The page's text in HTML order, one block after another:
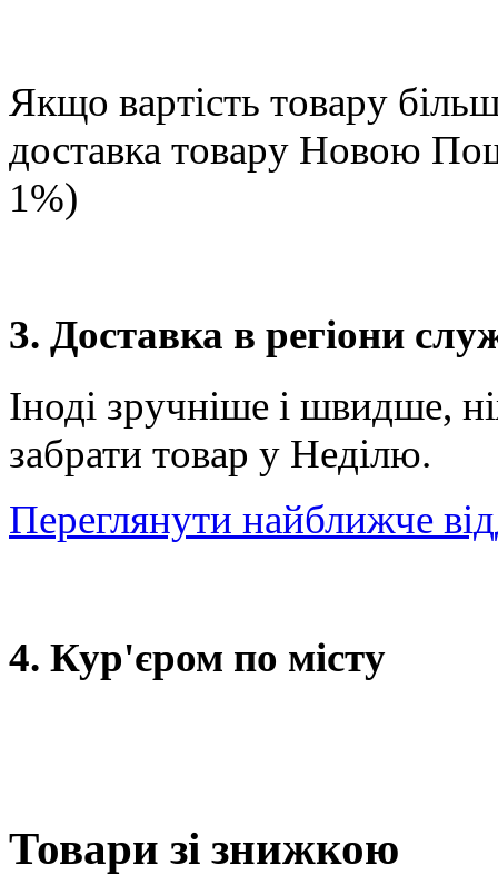
Якщо вартість товару
доставка товару Новою
1%)
3. Доставка в регіони
Іноді зручніше і швидше,
забрати товар у Неділю.
Переглянути найближче
4. Кур'єром по місту
Товари зі знижкою